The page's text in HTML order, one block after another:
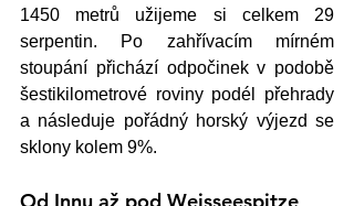
1450 metrů užijeme si celkem 29
serpentin. Po zahřívacím mírném
stoupání přichází odpočinek v podobě
šestikilometrové roviny podél přehrady
a následuje pořádný horský výjezd se
sklony kolem 9%.